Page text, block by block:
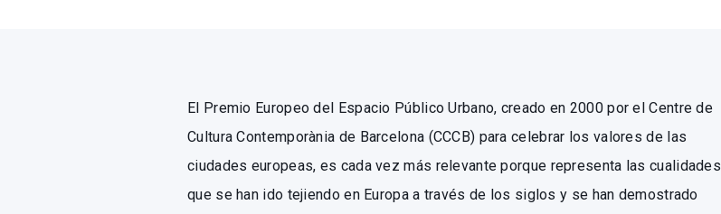
El Premio Europeo del Espacio Público Urbano, creado en 2000 por el Centre de
Cultura Contemporània de Barcelona (CCCB) para celebrar los valores de las
ciudades europeas, es cada vez más relevante porque representa las cualidades
que se han ido tejiendo en Europa a través de los siglos y se han demostrado